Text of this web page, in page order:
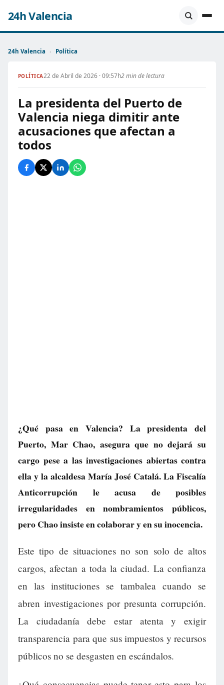
24h Valencia
24h Valencia › Política
POLÍTICA22 de Abril de 2026 · 09:57h2 min de lectura
La presidenta del Puerto de
Valencia niega dimitir ante
acusaciones que afectan a
todos
¿Qué pasa en Valencia? La presidenta del
Puerto, Mar Chao, asegura que no dejará su
cargo pese a las investigaciones abiertas contra
ella y la alcaldesa María José Catalá. La Fiscalía
Anticorrupción le acusa de posibles
irregularidades en nombramientos públicos,
pero Chao insiste en colaborar y en su inocencia.
Este tipo de situaciones no son solo de altos
cargos, afectan a toda la ciudad. La confianza
en las instituciones se tambalea cuando se
abren investigaciones por presunta corrupción.
La ciudadanía debe estar atenta y exigir
transparencia para que sus impuestos y recursos
públicos no se desgasten en escándalos.